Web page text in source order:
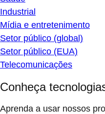
Industrial
Mídia e entretenimento
Setor público (global)
Setor público (EUA)
Telecomunicações
Conheça
Aprenda a usar nossos